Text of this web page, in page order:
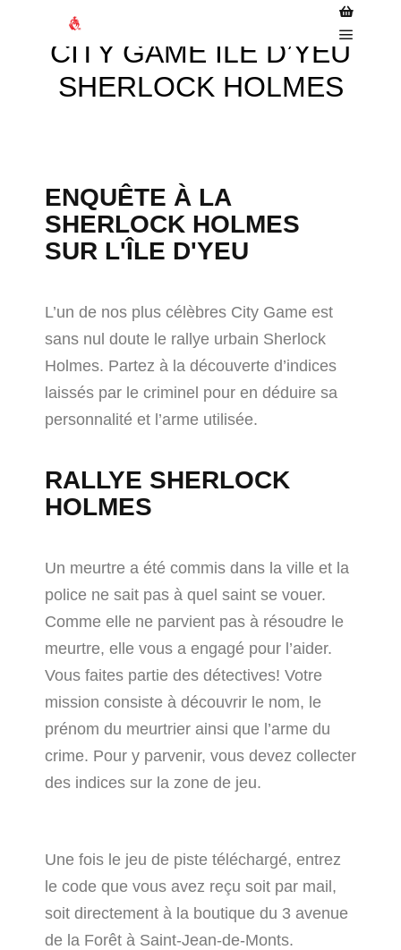
CITY GAME ÎLE D’YEU
SHERLOCK HOLMES
ENQUÊTE À LA
SHERLOCK HOLMES
SUR L'ÎLE D'YEU
L’un de nos plus célèbres City Game est
sans nul doute le rallye urbain Sherlock
Holmes. Partez à la découverte d’indices
laissés par le criminel pour en déduire sa
personnalité et l’arme utilisée.
RALLYE SHERLOCK
HOLMES
Un meurtre a été commis dans la ville et la
police ne sait pas à quel saint se vouer.
Comme elle ne parvient pas à résoudre le
meurtre, elle vous a engagé pour l’aider.
Vous faites partie des détectives! Votre
mission consiste à découvrir le nom, le
prénom du meurtrier ainsi que l’arme du
crime. Pour y parvenir, vous devez collecter
des indices sur la zone de jeu.
Une fois le jeu de piste téléchargé, entrez
le code que vous avez reçu soit par mail,
soit directement à la boutique du 3 avenue
de la Forêt à Saint-Jean-de-Monts.